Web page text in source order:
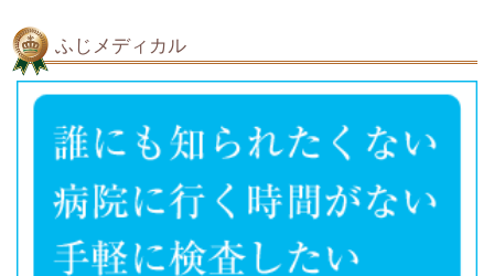
ふじメディカル